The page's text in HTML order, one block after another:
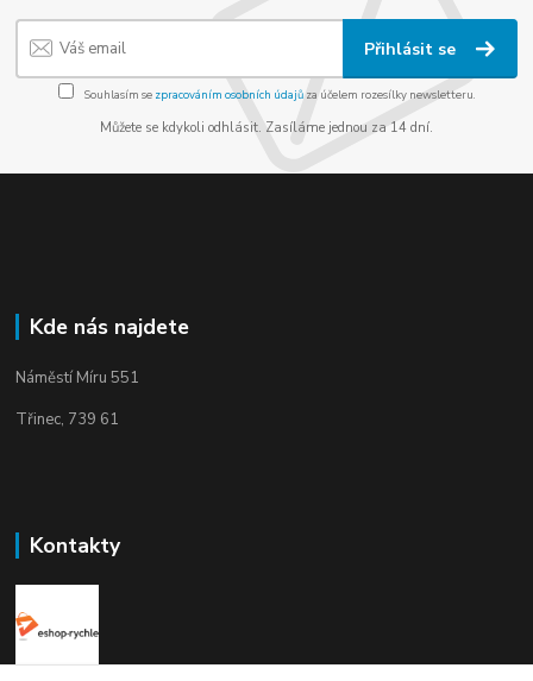
Přihlásit se
Souhlasím se zpracováním osobních údajůza účelem rozesílky newsletteru.
Můžete se kdykoli odhlásit. Zasíláme jednou za 14 dní.
Kde nás najdete
Náměstí Míru 551
Třinec, 739 61
Kontakty